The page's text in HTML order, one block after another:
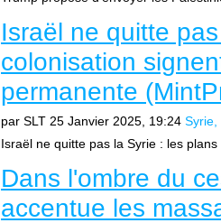
Israël ne quitte
colonisation
permanente
par SLT 25 Janvier 2025, 19:24 Syrie
Israël ne quitte pas la Syrie : les
Dans l'ombre du
accentue les